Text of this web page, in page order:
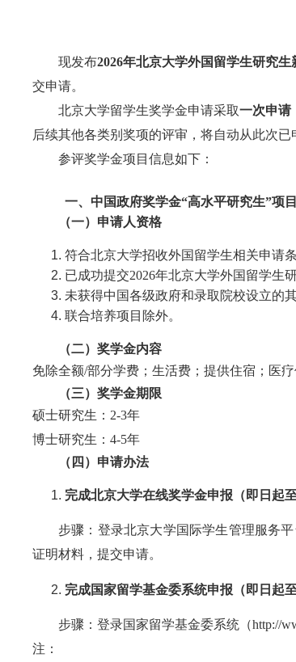
现发布2026年北京大学外国留学生研究
交申请。
北京大学留学生奖学金申请采取一次申请
后续其他各类别奖项的评审，将自动从此次已
参评奖学金项目信息如下：
一、中国政府奖学金“高水平研究生”项目
（一） 申请人资格
符合北京大学招收外国留学生相关申请条
已成功提交2026年北京大学外国留学生
未获得中国各级政府和录取院校设立的
联合培养项目除外。
（二） 奖学金内容
免除全额/部分学费；生活费；提供住宿；医疗
（三） 奖学金期限
硕士研究生：2-3年
博士研究生：4-5年
（ 四 ） 申请办法
完成北京大学在线奖学金申报（即日起
步骤：登录北京大学国际学生管理服务平
证明材料 ， 提交申请。
完成国家留学基金委系统申报（即日起
步骤：登录国家留学基金委系统（http://
注：